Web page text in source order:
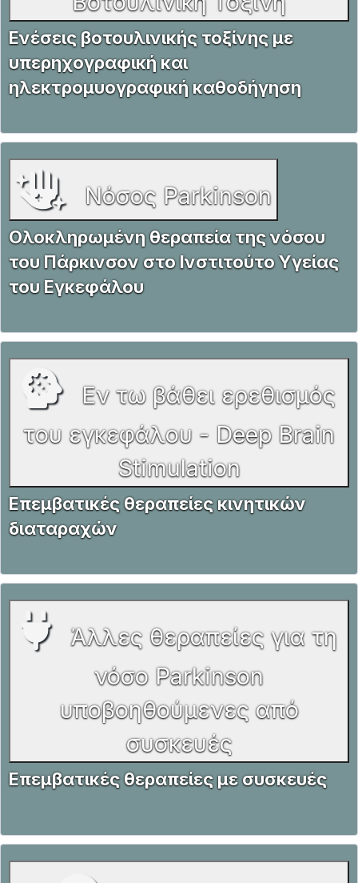
Ενέσεις βοτουλινικής τοξίνης με
υπερηχογραφική και
ηλεκτρομυογραφική καθοδήγηση
Νόσος Parkinson
Ολοκληρωμένη θεραπεία της νόσου
του Πάρκινσον στο Ινστιτούτο Υγείας
του Εγκεφάλου
Εν τω βάθει ερεθισμός
του εγκεφάλου - Deep Brain
Stimulation
Επεμβατικές θεραπείες κινητικών
διαταραχών
Άλλες θεραπείες για τη
νόσο Parkinson
υποβοηθούμενες από
συσκευές
Επεμβατικές θεραπείες με συσκευές